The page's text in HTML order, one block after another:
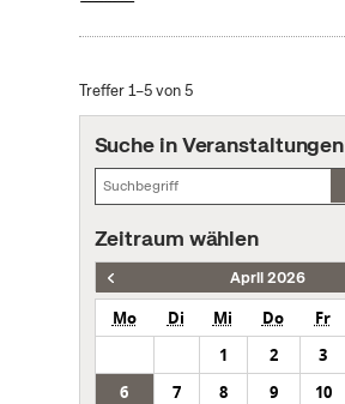
Treffer 1–5 von 5
Suche in Veranstaltungen
Zeitraum wählen
April 2026
Mo Di Mi Do Fr
1
2 3
6
7 8 9 10